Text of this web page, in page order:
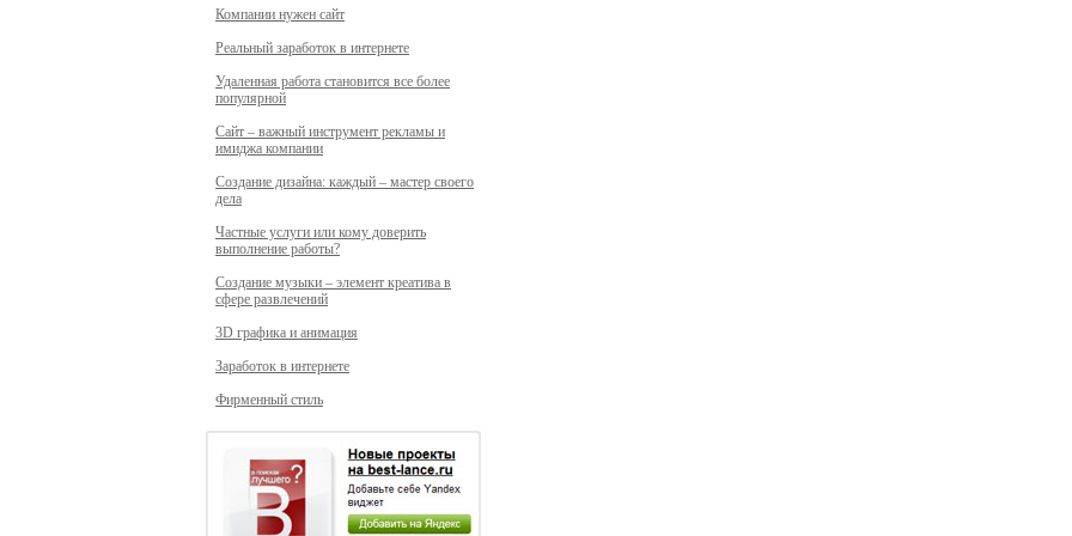
Компании нужен сайт
Реальный заработок в интернете
Удаленная работа становится все более
популярной
Сайт – важный инструмент рекламы и
имиджа компании
Создание дизайна: каждый – мастер своего
дела
Частные услуги или кому доверить
выполнение работы?
Создание музыки – элемент креатива в
сфере развлечений
3D графика и анимация
Заработок в интернете
Фирменный стиль